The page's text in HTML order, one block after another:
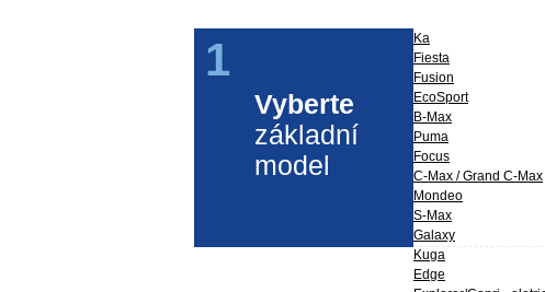
Vyberte
základní
model
1
Ka
Fiesta
Fusion
EcoSport
B-Max
Puma
Focus
C-Max / Grand C-Max
Mondeo
S-Max
Galaxy
Kuga
Edge